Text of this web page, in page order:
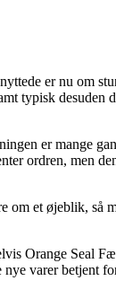
er nu om
typisk desuden
er mange
ordren, men
et øjeblik, så
Orange Seal
varer betjent